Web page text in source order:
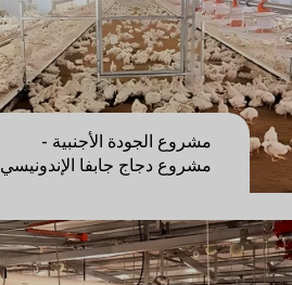
مشروع الجودة الأجنبية -
مشروع دجاج جابفا الإندونيسي